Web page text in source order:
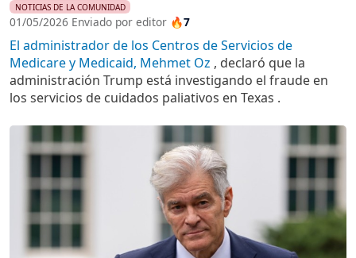
NOTICIAS DE LA COMUNIDAD
01/05/2026 Enviado por editor 🔥7
El administrador de los Centros de Servicios de
Medicare y Medicaid, Mehmet Oz , declaró que la
administración Trump está investigando el fraude en
los servicios de cuidados paliativos en Texas .